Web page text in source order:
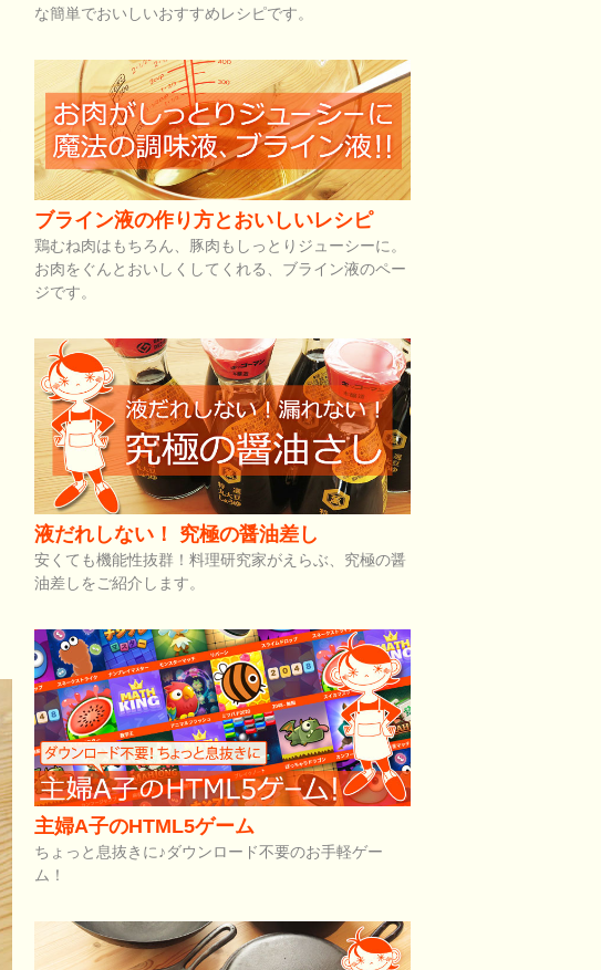
な簡単でおいしいおすすめレシピです。
ブライン液の作り方とおいしいレシピ
鶏むね肉はもちろん、豚肉もしっとりジューシーに。
お肉をぐんとおいしくしてくれる、ブライン液のペー
ジです。
液だれしない！ 究極の醤油差し
安くても機能性抜群！料理研究家がえらぶ、究極の醤
油差しをご紹介します。
主婦A子のHTML5ゲーム
ちょっと息抜きに♪ダウンロード不要のお手軽ゲー
ム！